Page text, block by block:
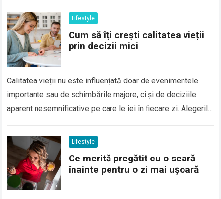
Lifestyle
Cum să îți crești calitatea vieții
prin decizii mici
Calitatea vieții nu este influențată doar de evenimentele
importante sau de schimbările majore, ci și de deciziile
aparent nesemnificative pe care le iei în fiecare zi. Alegerile
Lifestyle
Ce merită pregătit cu o seară
înainte pentru o zi mai ușoară